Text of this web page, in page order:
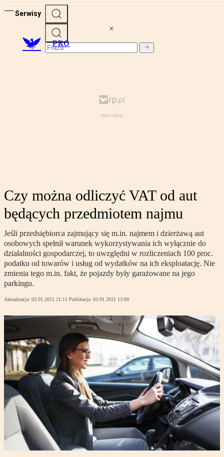
Serwisy
PRO
Czy można odliczyć VAT od aut
będących przedmiotem najmu
Jeśli przedsiębiorca zajmujący się m.in. najmem i dzierżawą aut
osobowych spełnił warunek wykorzystywania ich wyłącznie do
działalności gospodarczej, to uwzględni w rozliczeniach 100 proc.
podatku od towarów i usług od wydatków na ich eksploatację. Nie
zmienia tego m.in. fakt, że pojazdy były garażowane na jego
parkingu.
Aktualizacja: 03.01.2021 21:11 Publikacja: 03.01.2021 13:00